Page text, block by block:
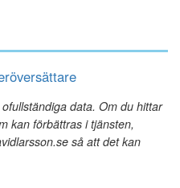
data. Om du hittar
kan förbättras i tjänsten,
så att det kan